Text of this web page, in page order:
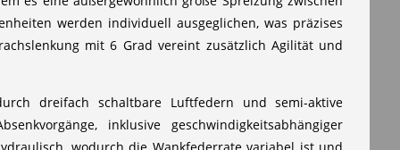
werden individuell ausgeglichen, was präzises
mit 6 Grad vereint zusätzlich Agilität und
dreifach schaltbare Luftfedern und semi-aktive
inklusive geschwindigkeitsabhängiger